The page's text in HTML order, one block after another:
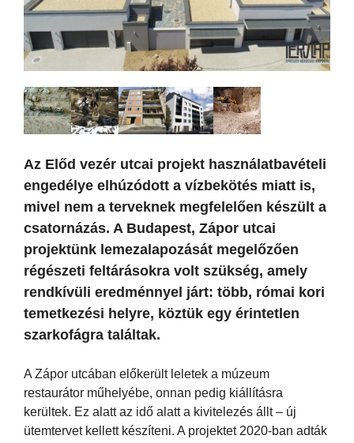
Az Előd vezér utcai projekt használatbavételi
engedélye elhúzódott a vízbekötés miatt is,
mivel nem a terveknek megfelelően készült a
csatornázás. A Budapest, Zápor utcai
projektünk lemezalapozását megelőzően
régészeti feltárásokra volt szükség, amely
rendkívüli eredménnyel járt: több, római kori
temetkezési helyre, köztük egy érintetlen
szarkofágra találtak.
A Zápor utcában előkerült leletek a múzeum
restaurátor műhelyébe, onnan pedig kiállításra
kerültek. Ez alatt az idő alatt a kivitelezés állt – új
ütemtervet kellett készíteni. A projektet 2020-ban adták